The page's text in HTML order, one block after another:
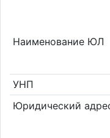
Наименование ЮЛ
УНП
Юридический